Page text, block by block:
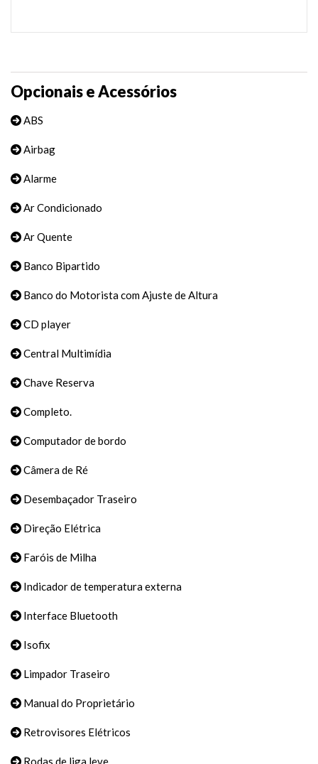
Opcionais e Acessórios
ABS
Airbag
Alarme
Ar Condicionado
Ar Quente
Banco Bipartido
Banco do Motorista com Ajuste de Altura
CD player
Central Multimídia
Chave Reserva
Completo.
Computador de bordo
Câmera de Ré
Desembaçador Traseiro
Direção Elétrica
Faróis de Milha
Indicador de temperatura externa
Interface Bluetooth
Isofix
Limpador Traseiro
Manual do Proprietário
Retrovisores Elétricos
Rodas de liga leve